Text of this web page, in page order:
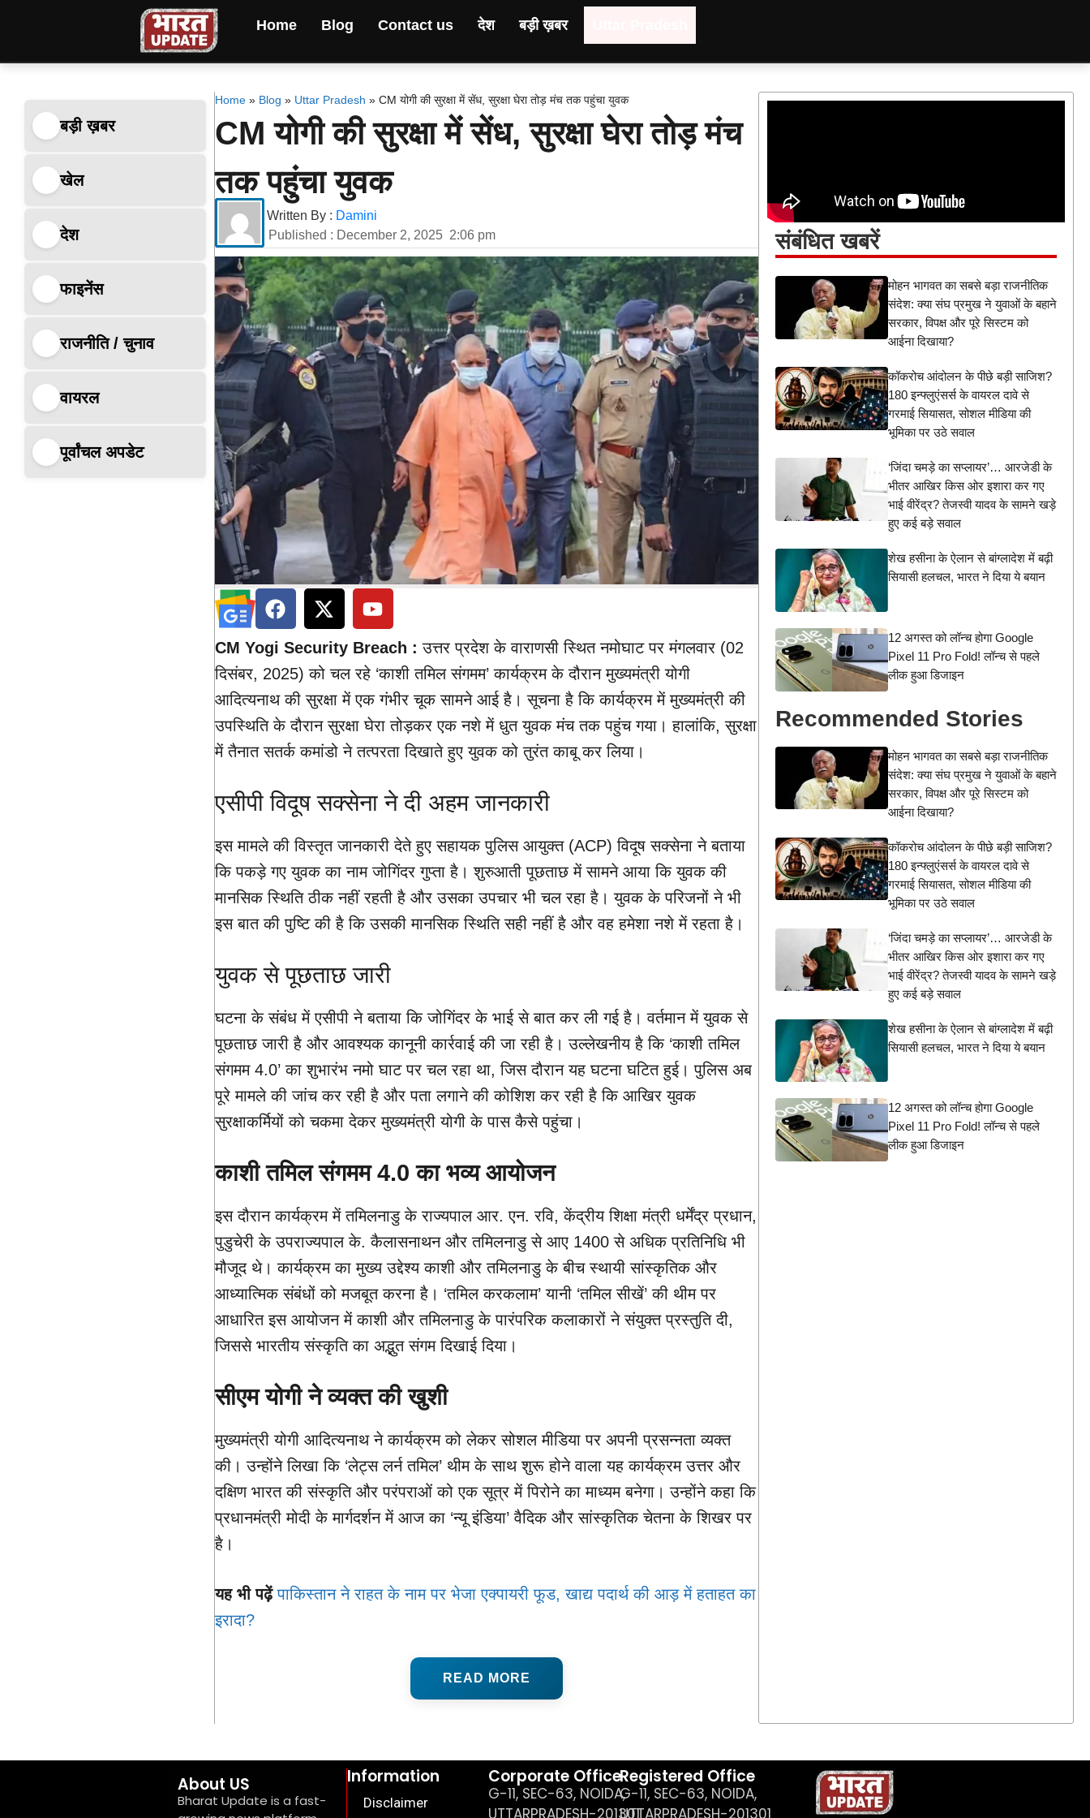
Home Blog Contact us देश बड़ी ख़बर
बड़ी ख़बर
खेल
देश
फाइनेंस
राजनीति / चुनाव
वायरल
पूर्वांचल अपडेट
Home» Blog » Uttar Pradesh » CM योगी की सुरक्षा में सेंध, सुरक्षा घेरा तोड़ मंच तक पहुंचा युवक
CM योगी की सुरक्षा में सेंध, सुरक्षा घेरा तोड़ मंच
तक पहुंचा युवक
Written By : Damini
Published : December 2, 2025 2:06 pm
CM Yogi Security Breach :उत्तर प्रदेश के वाराणसी स्थित नमोघाट पर मंगलवार (02
दिसंबर, 2025) को चल रहे ‘काशी तमिल संगमम’ कार्यक्रम के दौरान मुख्यमंत्री योगी
आदित्यनाथ की सुरक्षा में एक गंभीर चूक सामने आई है। सूचना है कि कार्यक्रम में मुख्यमंत्री की
उपस्थिति के दौरान सुरक्षा घेरा तोड़कर एक नशे में धुत युवक मंच तक पहुंच गया। हालांकि, सुरक्षा
में तैनात सतर्क कमांडो ने तत्परता दिखाते हुए युवक को तुरंत काबू कर लिया।
एसीपी विदूष सक्सेना ने दी अहम जानकारी
इस मामले की विस्तृत जानकारी देते हुए सहायक पुलिस आयुक्त (ACP) विदूष सक्सेना ने बताया
कि पकड़े गए युवक का नाम जोगिंदर गुप्ता है। शुरुआती पूछताछ में सामने आया कि युवक की
मानसिक स्थिति ठीक नहीं रहती है और उसका उपचार भी चल रहा है। युवक के परिजनों ने भी
इस बात की पुष्टि की है कि उसकी मानसिक स्थिति सही नहीं है और वह हमेशा नशे में रहता है।
युवक से पूछताछ जारी
घटना के संबंध में एसीपी ने बताया कि जोगिंदर के भाई से बात कर ली गई है। वर्तमान में युवक से
पूछताछ जारी है और आवश्यक कानूनी कार्रवाई की जा रही है। उल्लेखनीय है कि ‘काशी तमिल
संगमम 4.0’ का शुभारंभ नमो घाट पर चल रहा था, जिस दौरान यह घटना घटित हुई। पुलिस अब
पूरे मामले की जांच कर रही है और पता लगाने की कोशिश कर रही है कि आखिर युवक
सुरक्षाकर्मियों को चकमा देकर मुख्यमंत्री योगी के पास कैसे पहुंचा।
काशी तमिल संगमम4.0का भव्य आयोजन
इस दौरान कार्यक्रम में तमिलनाडु के राज्यपाल आर. एन. रवि, केंद्रीय शिक्षा मंत्री धर्मेंद्र प्रधान,
पुडुचेरी के उपराज्यपाल के. कैलासनाथन और तमिलनाडु से आए 1400 से अधिक प्रतिनिधि भी
मौजूद थे। कार्यक्रम का मुख्य उद्देश्य काशी और तमिलनाडु के बीच स्थायी सांस्कृतिक और
आध्यात्मिक संबंधों को मजबूत करना है। ‘तमिल करकलाम’ यानी ‘तमिल सीखें’ की थीम पर
आधारित इस आयोजन में काशी और तमिलनाडु के पारंपरिक कलाकारों ने संयुक्त प्रस्तुति दी,
जिससे भारतीय संस्कृति का अद्भुत संगम दिखाई दिया।
सीएम योगी ने व्यक्त की खुशी
मुख्यमंत्री योगी आदित्यनाथ ने कार्यक्रम को लेकर सोशल मीडिया पर अपनी प्रसन्नता व्यक्त
की। उन्होंने लिखा कि ‘लेट्स लर्न तमिल’ थीम के साथ शुरू होने वाला यह कार्यक्रम उत्तर और
दक्षिण भारत की संस्कृति और परंपराओं को एक सूत्र में पिरोने का माध्यम बनेगा। उन्होंने कहा कि
प्रधानमंत्री मोदी के मार्गदर्शन में आज का ‘न्यू इंडिया’ वैदिक और सांस्कृतिक चेतना के शिखर पर
है।
यह भी पढ़ेंपाकिस्तान ने राहत के नाम पर भेजा एक्पायरी फूड, खाद्य पदार्थ की आड़ में हताहत का
इरादा?
READ MORE
संबंधित खबरें
मोहन भागवत का सबसे बड़ा राजनीतिक
संदेश: क्या संघ प्रमुख ने युवाओं के बहाने
सरकार, विपक्ष और पूरे सिस्टम को
आईना दिखाया?
कॉकरोच आंदोलन के पीछे बड़ी साजिश?
180 इन्फ्लुएंसर्स के वायरल दावे से
गरमाई सियासत, सोशल मीडिया की
भूमिका पर उठे सवाल
‘जिंदा चमड़े का सप्लायर’… आरजेडी के
भीतर आखिर किस ओर इशारा कर गए
भाई वीरेंद्र? तेजस्वी यादव के सामने खड़े
हुए कई बड़े सवाल
शेख हसीना के ऐलान से बांग्लादेश में बढ़ी
सियासी हलचल, भारत ने दिया ये बयान
12 अगस्त को लॉन्च होगा Google
Pixel 11 Pro Fold! लॉन्च से पहले
लीक हुआ डिजाइन
Recommended Stories
मोहन भागवत का सबसे बड़ा राजनीतिक
संदेश: क्या संघ प्रमुख ने युवाओं के बहाने
सरकार, विपक्ष और पूरे सिस्टम को
आईना दिखाया?
कॉकरोच आंदोलन के पीछे बड़ी साजिश?
180 इन्फ्लुएंसर्स के वायरल दावे से
गरमाई सियासत, सोशल मीडिया की
भूमिका पर उठे सवाल
‘जिंदा चमड़े का सप्लायर’… आरजेडी के
भीतर आखिर किस ओर इशारा कर गए
भाई वीरेंद्र? तेजस्वी यादव के सामने खड़े
हुए कई बड़े सवाल
शेख हसीना के ऐलान से बांग्लादेश में बढ़ी
सियासी हलचल, भारत ने दिया ये बयान
12 अगस्त को लॉन्च होगा Google
Pixel 11 Pro Fold! लॉन्च से पहले
लीक हुआ डिजाइन
About US
Bharat Update is a fast-
Information
Disclaimer
Corporate Office
G-11, SEC-63, NOIDA,
Registered Office
G-11, SEC-63, NOIDA,